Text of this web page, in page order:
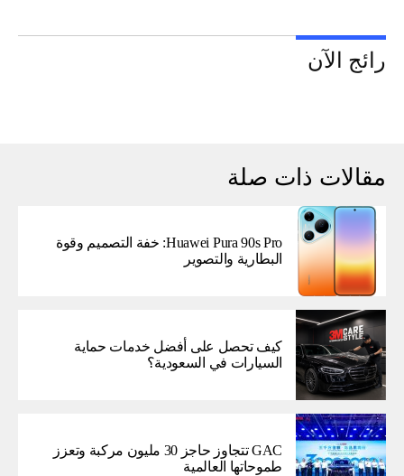
رائج الآن
مقالات ذات صلة
Huawei Pura 90s Pro: خفة التصميم وقوة
البطارية والتصوير
كيف تحصل على أفضل خدمات حماية
السيارات في السعودية؟
GAC تتجاوز حاجز 30 مليون مركبة وتعزز
طموحاتها العالمية